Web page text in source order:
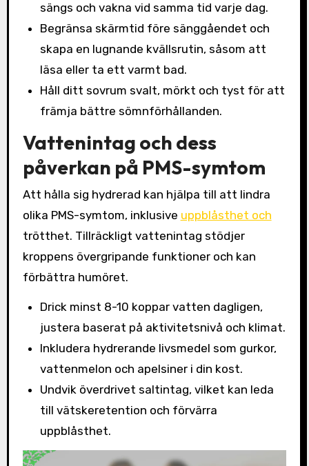
sängs och vakna vid samma tid varje dag.
Begränsa skärmtid före sänggåendet och
skapa en lugnande kvällsrutin, såsom att
läsa eller ta ett varmt bad.
Håll ditt sovrum svalt, mörkt och tyst för att
främja bättre sömnförhållanden.
Vattenintag och dess
påverkan på PMS-symtom
Att hålla sig hydrerad kan hjälpa till att lindra
olika PMS-symtom, inklusive uppblåsthet och
trötthet. Tillräckligt vattenintag stödjer
kroppens övergripande funktioner och kan
förbättra humöret.
Drick minst 8-10 koppar vatten dagligen,
justera baserat på aktivitetsnivå och klimat.
Inkludera hydrerande livsmedel som gurkor,
vattenmelon och apelsiner i din kost.
Undvik överdrivet saltintag, vilket kan leda
till vätskeretention och förvärra
uppblåsthet.